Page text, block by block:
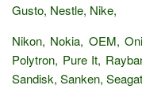
Gusto, Nestle, Nike,
Nikon, Nokia, OEM,
Polytron, Pure It,
Sandisk, Sanken,